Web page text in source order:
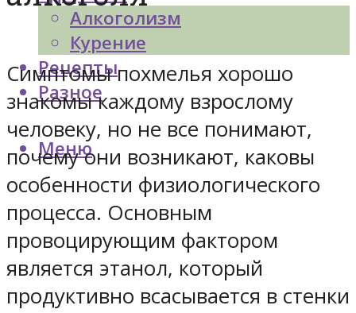
Алкоголизм
Курение
Рецепты
Разное
Меню
Симптомы похмелья хорошо
знакомы каждому взрослому
человеку, но не все понимают,
почему они возникают, каковы
особенности физиологического
процесса. Основным
провоцирующим фактором
является этанол, который
продуктивно всасывается в стенки